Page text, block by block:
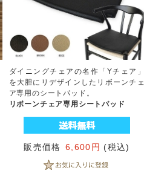
ダイニングチェアの名作「Yチェア」
を大胆にリデザインしたリボーンチェ
ア専用のシートパッド。
リボーンチェア専用シートパッド
販売価格 6,600円 (税込)